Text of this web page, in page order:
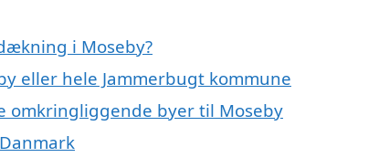
i Moseby?
eller hele Jammerbugt kommune
omkringliggende byer til Moseby